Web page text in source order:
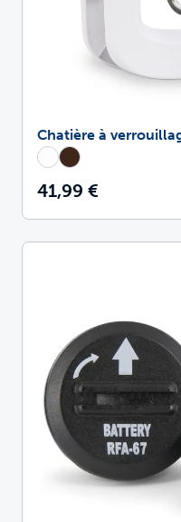
Chatière à
41,99 €